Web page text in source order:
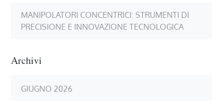
MANIPOLATORI CONCENTRICI: STRUMENTI DI
PRECISIONE E INNOVAZIONE TECNOLOGICA
Archivi
GIUGNO 2026